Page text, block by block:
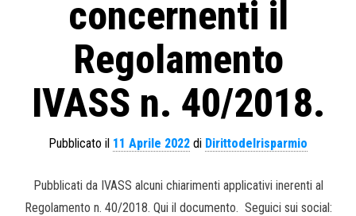
concernenti il
Regolamento
IVASS n. 40/2018.
Pubblicato il 11 Aprile 2022 di Dirittodelrisparmio
Pubblicati da IVASS alcuni chiarimenti applicativi inerenti al
Regolamento n. 40/2018. Qui il documento. Seguici sui social: